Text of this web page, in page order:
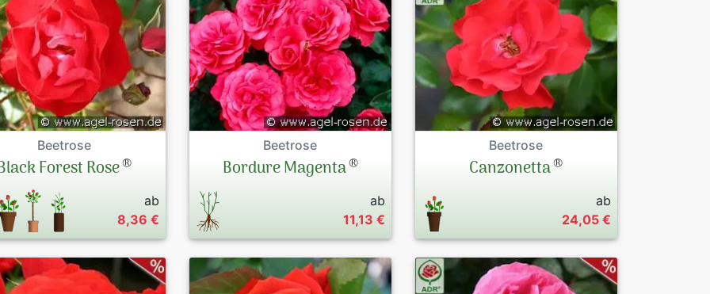
Beetrose
Forest Rose®
ab
8,36 €
Beetrose
Bordure Magenta®
ab
11,13 €
Beetrose
Canzonetta®
ab
24,05 €